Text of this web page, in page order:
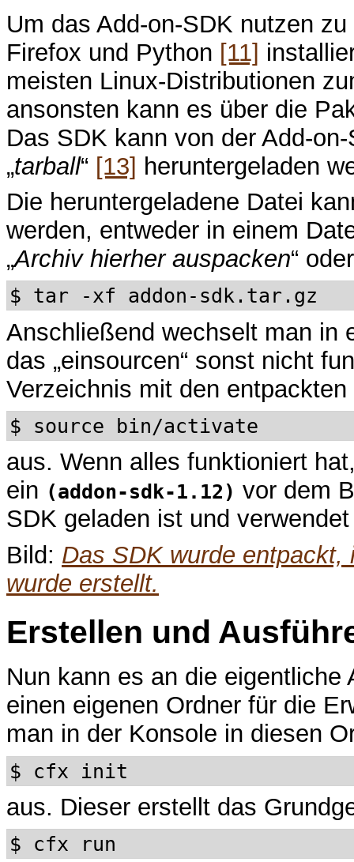
Um das Add-on-SDK nutzen
Firefox und Python [11]
meisten Linux-Distributionen
ansonsten kann es über die
Das SDK kann von der Add-
„tarball“ [13] heruntergeladen
Die heruntergeladene Datei
werden, entweder in einem
„Archiv hierher auspacken“
$ tar -xf addon-sdk.tar.gz
Anschließend wechselt man in
das „einsourcen“ sonst nicht
Verzeichnis mit den
$ source bin/activate
aus. Wenn alles funktioniert
ein (addon-sdk-1.12) vor dem
SDK geladen ist und
Bild: Das SDK wurde
wurde erstellt.
Erstellen und
Nun kann es an die
einen eigenen Ordner für die
man in der Konsole in diesen
$ cfx init
aus. Dieser erstellt das
$ cfx run